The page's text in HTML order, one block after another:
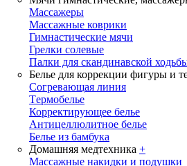
Массажеры
Массажные коврики
Гимнастические мячи
Грелки солевые
Палки для скандинавской
Белье для коррекции фигуры и
Cогревающая линия
Tермобелье
Корректирующее белье
Антицеллюлитное белье
Белье из бамбука
Домашняя медтехника +
Массажные накидки и подушки